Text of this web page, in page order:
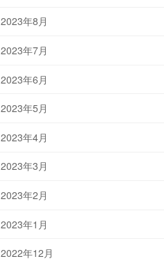
2023年8月
2023年7月
2023年6月
2023年5月
2023年4月
2023年3月
2023年2月
2023年1月
2022年12月